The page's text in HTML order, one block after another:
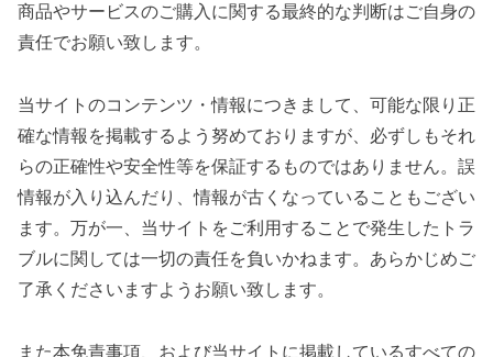
商品やサービスのご購入に関する最終的な判断はご自身の
責任でお願い致します。
当サイトのコンテンツ・情報につきまして、可能な限り正
確な情報を掲載するよう努めておりますが、必ずしもそれ
らの正確性や安全性等を保証するものではありません。誤
情報が入り込んだり、情報が古くなっていることもござい
ます。万が一、当サイトをご利用することで発生したトラ
ブルに関しては一切の責任を負いかねます。あらかじめご
了承くださいますようお願い致します。
また本免責事項、および当サイトに掲載しているすべての